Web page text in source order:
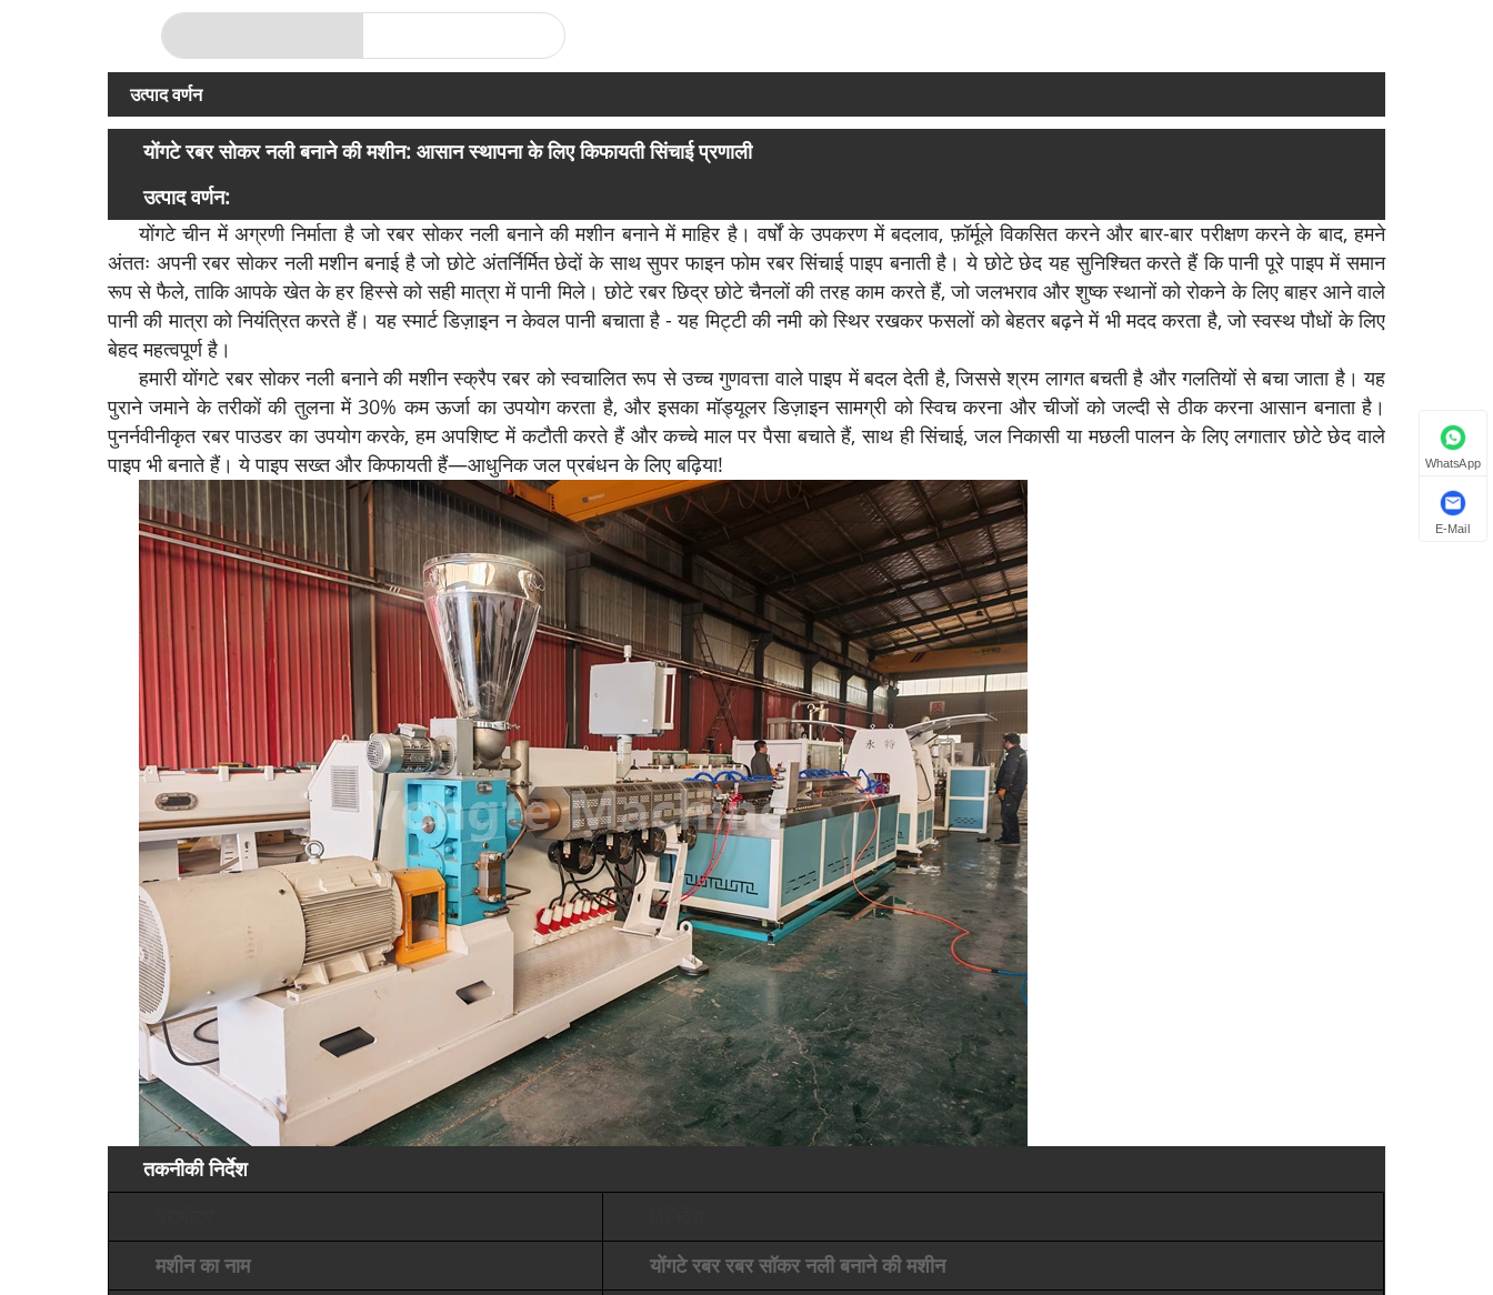
उत्पाद वर्णन
योंगटे रबर सोकर नली बनाने की मशीन: आसान स्थापना के लिए किफायती सिंचाई प्रणाली
उत्पाद वर्णन:
योंगटे चीन में अग्रणी निर्माता है जो रबर सोकर नली बनाने की मशीन बनाने में माहिर है। वर्षों के उपकरण में बदलाव, फ़ॉर्मूले विकसित करने और बार-बार परीक्षण करने के बाद, हमने
अंततः अपनी रबर सोकर नली मशीन बनाई है जो छोटे अंतर्निर्मित छेदों के साथ सुपर फाइन फोम रबर सिंचाई पाइप बनाती है। ये छोटे छेद यह सुनिश्चित करते हैं कि पानी पूरे पाइप में समान
रूप से फैले, ताकि आपके खेत के हर हिस्से को सही मात्रा में पानी मिले। छोटे रबर छिद्र छोटे चैनलों की तरह काम करते हैं, जो जलभराव और शुष्क स्थानों को रोकने के लिए बाहर आने वाले
पानी की मात्रा को नियंत्रित करते हैं। यह स्मार्ट डिज़ाइन न केवल पानी बचाता है - यह मिट्टी की नमी को स्थिर रखकर फसलों को बेहतर बढ़ने में भी मदद करता है, जो स्वस्थ पौधों के लिए
बेहद महत्वपूर्ण है।
हमारी योंगटे रबर सोकर नली बनाने की मशीन स्क्रैप रबर को स्वचालित रूप से उच्च गुणवत्ता वाले पाइप में बदल देती है, जिससे श्रम लागत बचती है और गलतियों से बचा जाता है। यह
पुराने जमाने के तरीकों की तुलना में 30% कम ऊर्जा का उपयोग करता है, और इसका मॉड्यूलर डिज़ाइन सामग्री को स्विच करना और चीजों को जल्दी से ठीक करना आसान बनाता है।
पुनर्नवीनीकृत रबर पाउडर का उपयोग करके, हम अपशिष्ट में कटौती करते हैं और कच्चे माल पर पैसा बचाते हैं, साथ ही सिंचाई, जल निकासी या मछली पालन के लिए लगातार छोटे छेद वाले
पाइप भी बनाते हैं। ये पाइप सख्त और किफायती हैं—आधुनिक जल प्रबंधन के लिए बढ़िया!
तकनीकी निर्देश
मशीन का नाम
योंगटे रबर रबर सॉकर नली बनाने की मशीन
WhatsApp
E-Mail